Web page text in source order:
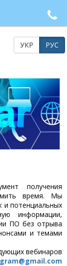
23, +38 (073) 218-42-21
УКР РУС
получения
время. Мы
и потенциальных
информации,
ПО без отрыва
и темами
вебинаров